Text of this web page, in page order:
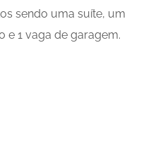
sendo uma suíte, um
e 1 vaga de garagem.